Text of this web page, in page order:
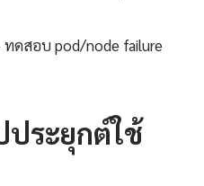
ดสอบ pod/node failure
ประยุกต์ใช้